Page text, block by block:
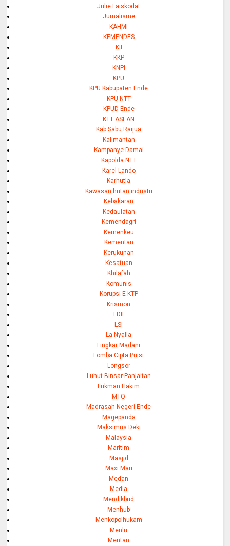
Julie Laiskodat
Jurnalisme
KAHMI
KEMENDES
KII
KKP
KNPI
KPU
KPU Kabupaten Ende
KPU NTT
KPUD Ende
KTT ASEAN
Kab Sabu Raijua
Kalimantan
Kampanye Damai
Kapolda NTT
Karel Lando
Karhutla
Kawasan hutan industri
Kebakaran
Kedaulatan
Kemendagri
Kemenkeu
Kementan
Kerukunan
Kesatuan
Khilafah
Komunis
Korupsi E-KTP
Krismon
LDII
LSI
La Nyalla
Lingkar Madani
Lomba Cipta Puisi
Longsor
Luhut Binsar Panjaitan
Lukman Hakim
MTQ
Madrasah Negeri Ende
Magepanda
Maksimus Deki
Malaysia
Maritim
Masjid
Maxi Mari
Medan
Media
Mendikbud
Menhub
Menkopolhukam
Menlu
Mentan